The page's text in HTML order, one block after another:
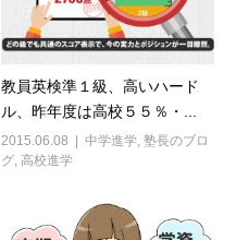
教員英検準１級、高いハード
ル、昨年度は高校５５％・...
2015.06.08 中学進学, 塾長のブロ
グ, 高校進学